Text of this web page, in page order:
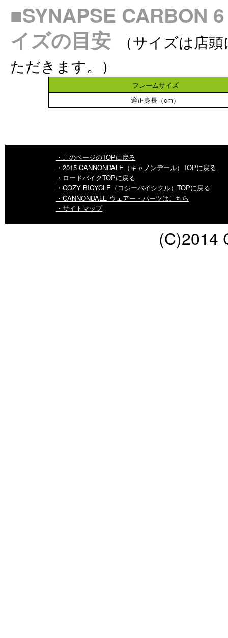
■SYNAPSE CARBON
イズの目安
（サイズは店
ただきます。）
フレームサイズ
適正身長（cm）
・このページのTOPに戻る
・2015 CANNONDALE（キャノンデール）TOPに戻る
・ロードバイクTOPに戻る
・COZY BICYCLE（コジーバイシクル）TOPに戻る
・CANNONDALE ウェアー・パーツはこちら
・サイトマップ
(C)2014